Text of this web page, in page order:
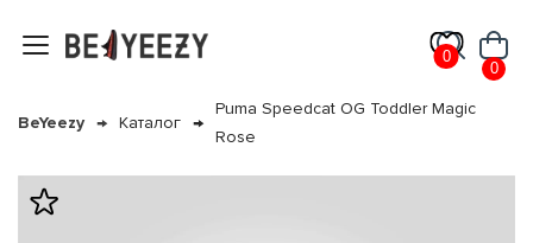
0
0
BeYeezy Каталог
Puma Speedcat OG Toddler Magic
Rose